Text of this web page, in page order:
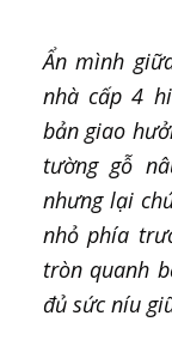
Ẩn mình
nhà cấp 4
bản giao
tường gỗ
nhưng lại
nhỏ phía
tròn quanh
đủ sức níu